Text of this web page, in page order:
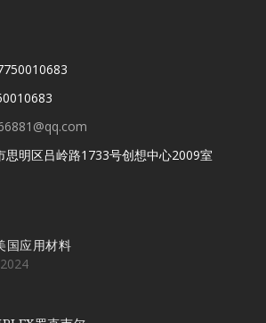
思明区吕岭路1733号创想中心2009室
国应用材料